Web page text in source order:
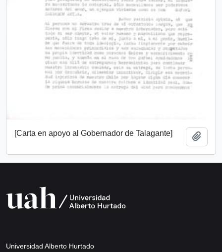
[Carta en apoyo al Gobernador de Talagante]
Universidad Alberto Hurtado